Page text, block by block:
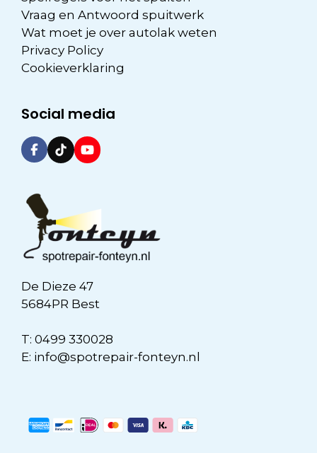
Vraag en Antwoord spuitwerk
Wat moet je over autolak weten
Privacy Policy
Cookieverklaring
Social media
De Dieze 47
5684PR Best
T: 0499 330028
E: info@spotrepair-fonteyn.nl